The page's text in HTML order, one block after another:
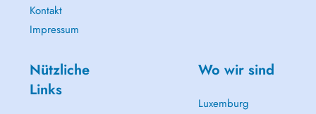
Kontakt
Impressum
Nützliche
Links
Wo wir sind
Luxemburg